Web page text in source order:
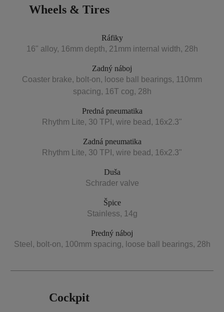
Wheels & Tires
Ráfiky
16" alloy, 16mm depth, 21mm internal width, 28h
Zadný náboj
Coaster brake, bolt-on, loose ball bearings, 110mm
spacing, 16T cog, 28h
Predná pneumatika
Rhythm Lite, 30 TPI, wire bead, 16x2.3"
Zadná pneumatika
Rhythm Lite, 30 TPI, wire bead, 16x2.3"
Duša
Schrader valve
Špice
Stainless, 14g
Predný náboj
Steel, bolt-on, 100mm spacing, loose ball bearings, 28h
Cockpit